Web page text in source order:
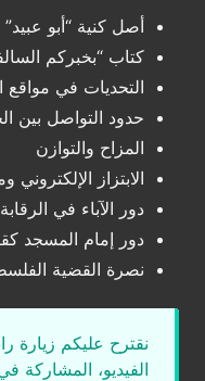
أصل كنية “أبو
كتاب “بخبركم
التحديات في مواقع
حدود التواصل بين
المزاح والتوازن
الابتزاز الإلكتروني
دور الآباء في الرقابة
دور إمام المسجد
نصرة القضية
نقترح عليكم زيارة
الفيديو، المشاركة